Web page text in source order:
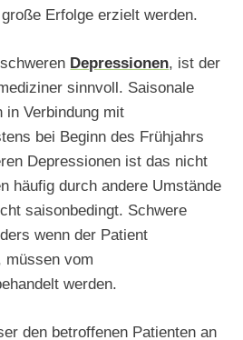
Erfolge erzielt werden.
Depressionen, ist der
sinnvoll. Saisonale
in Verbindung mit
bei Beginn des Frühjahrs
Depressionen ist das nicht
häufig durch andere Umstände
saisonbedingt. Schwere
wenn der Patient
müssen vom
werden.
den betroffenen Patienten an